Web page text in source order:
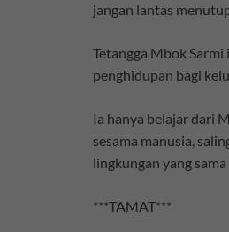
jangan lantas
Tetangga Mbok Sarmi
penghidupan bagi
Ia hanya belajar dari
sesama manusia,
lingkungan yang
***TAMAT***